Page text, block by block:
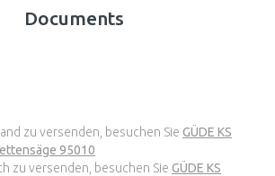
Documents
zu versenden, besuchen Sie GÜDE KS
95010
zu versenden, besuchen Sie GÜDE KS